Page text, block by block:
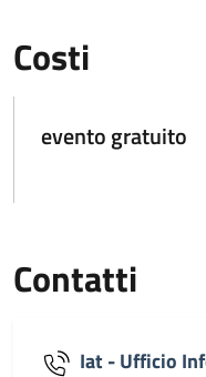
Costi
evento gratuito
Contatti
Iat - Ufficio